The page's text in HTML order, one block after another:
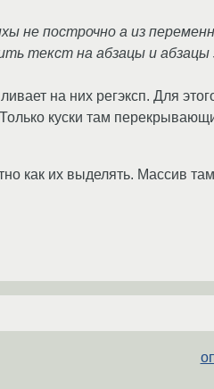
не построчно а из
текст на абзацы и абзацы
на них регэксп. Для
куски там
как их выделять. Массив